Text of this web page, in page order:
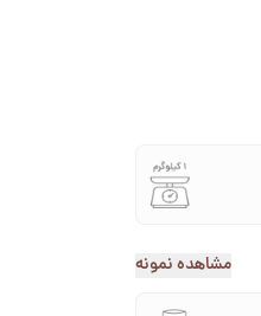
مشاهده نمونه